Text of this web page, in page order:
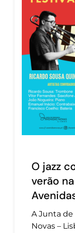
O jazz
verão
A Junta de
Novas –